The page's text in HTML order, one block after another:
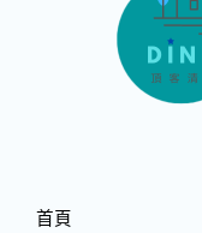
首頁